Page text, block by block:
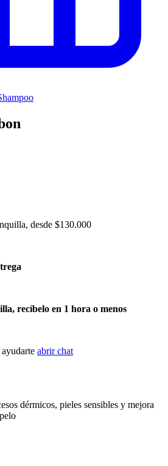
desde $130.000
recíbelo en 1 hora o menos
abrir chat
dérmicos, pieles sensibles y mejora